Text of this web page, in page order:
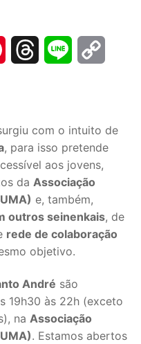
PinterestThreads Line
com o intuito de
, para isso pretende
aos jovens,
da Associação
e, também,
outros seinenkais, de
rede de colaboração
objetivo.
André são
19h30 às 22h (exceto
na Associação
. Estamos abertos